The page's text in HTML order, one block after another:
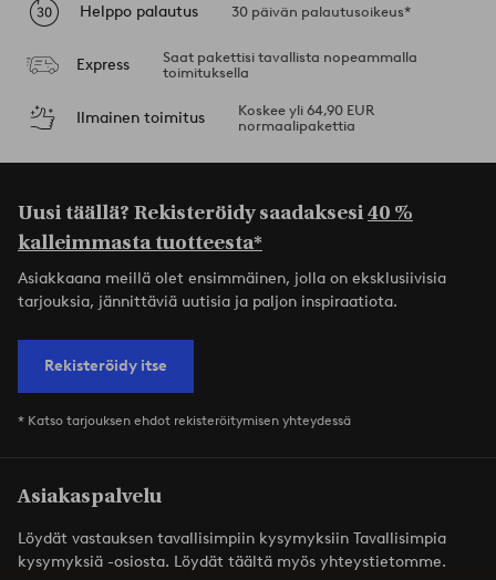
Helppo palautus 30 päivän palautusoikeus*
Express
Saat pakettisi tavallista nopeammalla
toimituksella
Ilmainen toimitus
Koskee yli 64,90 EUR
normaalipakettia
Uusi täällä? Rekisteröidy saadaksesi40 %
kalleimmasta tuotteesta*
Asiakkaana meillä olet ensimmäinen, jolla on eksklusiivisia
tarjouksia, jännittäviä uutisia ja paljon inspiraatiota.
Rekisteröidy itse
* Katso tarjouksen ehdot rekisteröitymisen yhteydessä
Asiakaspalvelu
Löydät vastauksen tavallisimpiin kysymyksiin Tavallisimpia
kysymyksiä -osiosta. Löydät täältä myös yhteystietomme.